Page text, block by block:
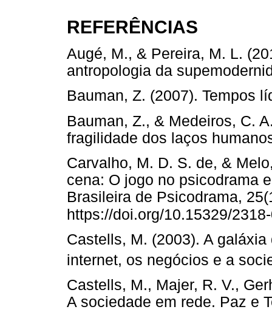
REFERÊNCIAS
Augé, M., & Pereira, M. L.
antropologia da
Bauman, Z. (2007).
Bauman, Z., & Medeiros, C.
fragilidade dos laços
Carvalho, M. D. S. de, &
cena: O jogo no psicodrama
Brasileira de Psicodrama,
https://doi.org/10.15329/
Castells, M. (2003). A
internet, os negócios e a
Castells, M., Majer, R. V.,
A sociedade em rede.